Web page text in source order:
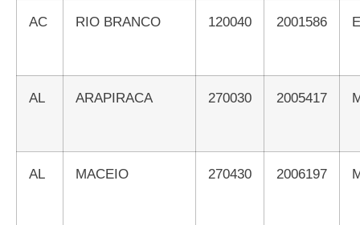
AC RIO BRANCO 120040 2001586
AL ARAPIRACA 270030 2005417
AL MACEIO 270430 2006197